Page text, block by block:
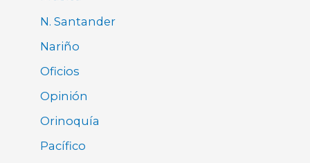
N. Santander
Nariño
Oficios
Opinión
Orinoquía
Pacífico